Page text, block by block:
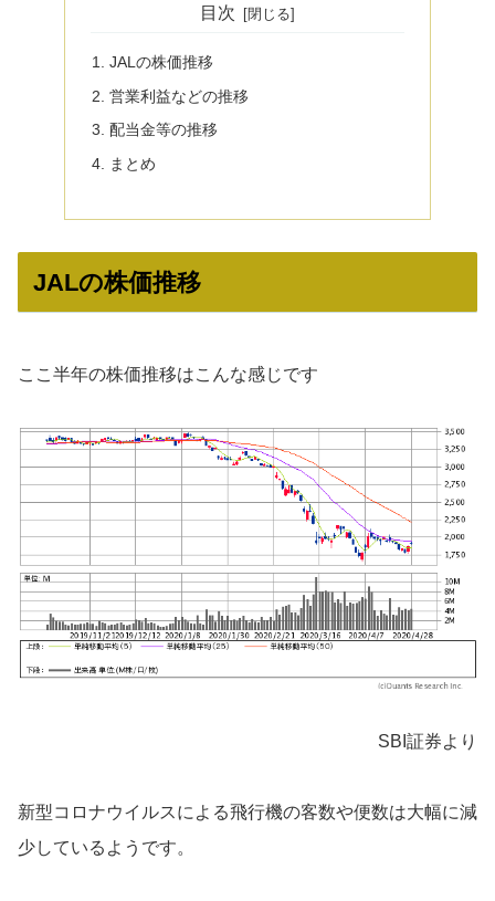
目次
JALの株価推移
営業利益などの推移
配当金等の推移
まとめ
JALの株価推移
ここ半年の株価推移はこんな感じです
SBI証券より
新型コロナウイルスによる飛行機の客数や便数は大幅に減
少しているようです。